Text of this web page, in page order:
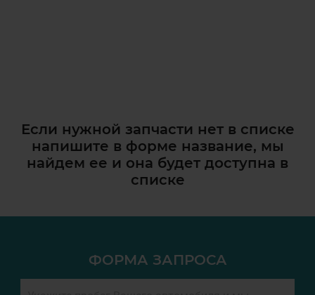
Если нужной запчасти нет в списке
напишите в форме название, мы
найдем ее и она будет доступна в
списке
ФОРМА ЗАПРОСА